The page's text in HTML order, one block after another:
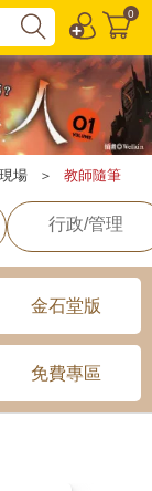
0
場 ＞ 教師隨筆
行政/管理
金石堂版
免費專區